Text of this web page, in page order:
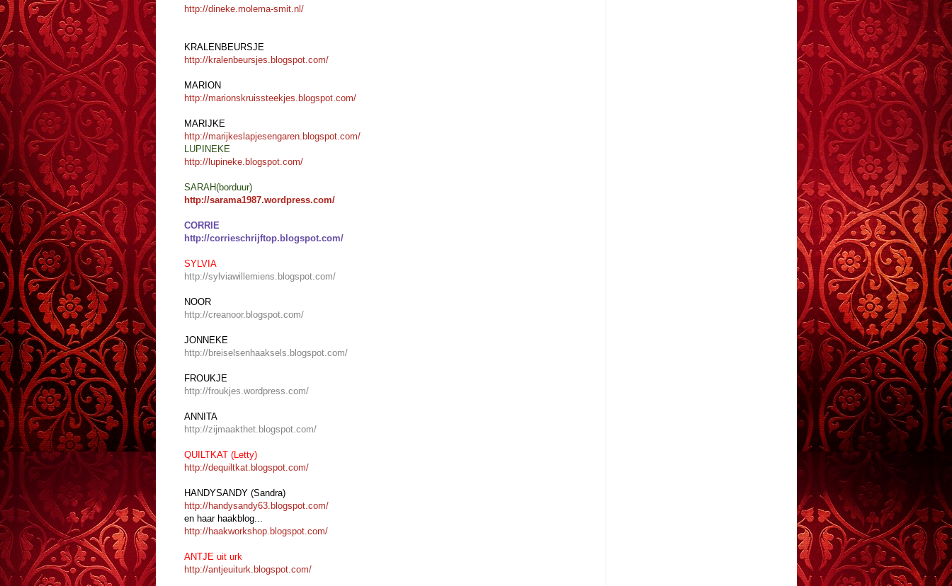
http://dineke.molema-smit.nl/
KRALENBEURSJE
http://kralenbeursjes.blogspot.com/
MARION
http://marionskruissteekjes.blogspot.com/
MARIJKE
http://marijkeslapjesengaren.blogspot.com/
LUPINEKE
http://lupineke.blogspot.com/
SARAH(borduur)
http://sarama1987.wordpress.com/
CORRIE
http://corrieschrijftop.blogspot.com/
SYLVIA
http://sylviawillemiens.blogspot.com/
NOOR
http://creanoor.blogspot.com/
JONNEKE
http://breiselsenhaaksels.blogspot.com/
FROUKJE
http://froukjes.wordpress.com/
ANNITA
http://zijmaakthet.blogspot.com/
QUILTKAT (Letty)
http://dequiltkat.blogspot.com/
HANDYSANDY (Sandra)
http://handysandy63.blogspot.com/
en haar haakblog...
http://haakworkshop.blogspot.com/
ANTJE uit urk
http://antjeuiturk.blogspot.com/